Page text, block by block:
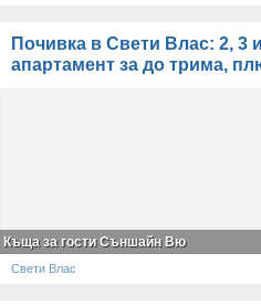
Почивка в Свети Влас: 2, 3
апартамент за до трима,
Къща за гости Съншайн Вю
Свети Влас